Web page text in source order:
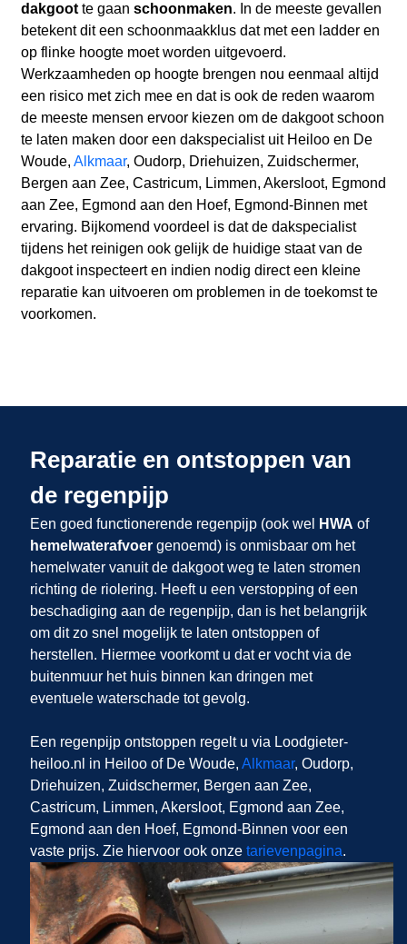
dakgootte gaan schoonmaken. In de meeste gevallen
betekent dit een schoonmaakklus dat met een ladder en
op flinke hoogte moet worden uitgevoerd.
Werkzaamheden op hoogte brengen nou eenmaal altijd
een risico met zich mee en dat is ook de reden waarom
de meeste mensen ervoor kiezen om de dakgoot schoon
te laten maken door een dakspecialist uit Heiloo en De
Woude, Alkmaar, Oudorp, Driehuizen, Zuidschermer,
Bergen aan Zee, Castricum, Limmen, Akersloot, Egmond
aan Zee, Egmond aan den Hoef, Egmond-Binnen met
ervaring. Bijkomend voordeel is dat de dakspecialist
tijdens het reinigen ook gelijk de huidige staat van de
dakgoot inspecteert en indien nodig direct een kleine
reparatie kan uitvoeren om problemen in de toekomst te
voorkomen.
Reparatie en ontstoppen van
de regenpijp
Een goed functionerende regenpijp (ook wel HWA of
hemelwaterafvoergenoemd) is onmisbaar om het
hemelwater vanuit de dakgoot weg te laten stromen
richting de riolering. Heeft u een verstopping of een
beschadiging aan de regenpijp, dan is het belangrijk
om dit zo snel mogelijk te laten ontstoppen of
herstellen. Hiermee voorkomt u dat er vocht via de
buitenmuur het huis binnen kan dringen met
eventuele waterschade tot gevolg.
Een regenpijp ontstoppen regelt u via Loodgieter-
heiloo.nl in Heiloo of De Woude, Alkmaar, Oudorp,
Driehuizen, Zuidschermer, Bergen aan Zee,
Castricum, Limmen, Akersloot, Egmond aan Zee,
Egmond aan den Hoef, Egmond-Binnen voor een
vaste prijs. Zie hiervoor ook onze tarievenpagina.